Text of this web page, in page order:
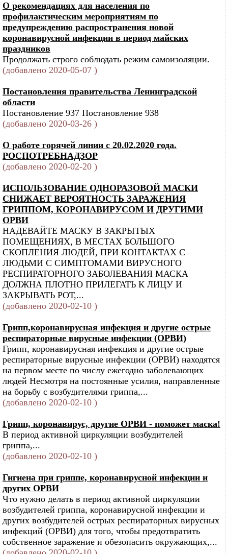
О рекомендациях для населения по
профилактическим мероприятиям по
предупреждению распространения новой
коронавирусной инфекции в период майских
праздников
Продолжать строго соблюдать режим самоизоляции.
(добавлено 2020-05-07 )
Постановления правительства Ленинградской
области
Постановление 937 Постановление 938
(добавлено 2020-03-26 )
О работе горячей линии с 20.02.2020 года.
РОСПОТРЕБНАДЗОР
(добавлено 2020-02-20 )
ИСПОЛЬЗОВАНИЕ ОДНОРАЗОВОЙ МАСКИ
СНИЖАЕТ ВЕРОЯТНОСТЬ ЗАРАЖЕНИЯ
ГРИППОМ, КОРОНАВИРУСОМ И ДРУГИМИ
ОРВИ
НАДЕВАЙТЕ МАСКУ В ЗАКРЫТЫХ
ПОМЕЩЕНИЯХ, В МЕСТАХ БОЛЬШОГО
СКОПЛЕНИЯ ЛЮДЕЙ, ПРИ КОНТАКТАХ С
ЛЮДЬМИ С СИМПТОМАМИ ВИРУСНОГО
РЕСПИРАТОРНОГО ЗАБОЛЕВАНИЯ МАСКА
ДОЛЖНА ПЛОТНО ПРИЛЕГАТЬ К ЛИЦУ И
ЗАКРЫВАТЬ РОТ,...
(добавлено 2020-02-10 )
Грипп,коронавирусная инфекция и другие острые
респираторные вирусные инфекции (ОРВИ)
Грипп, коронавирусная инфекция и другие острые
респираторные вирусные инфекции (ОРВИ) находятся
на первом месте по числу ежегодно заболевающих
людей Несмотря на постоянные усилия, направленные
на борьбу с возбудителями гриппа,...
(добавлено 2020-02-10 )
Грипп, коронавирус, другие ОРВИ - поможет маска!
В период активной циркуляции возбудителей
гриппа,...
(добавлено 2020-02-10 )
Гигиена при гриппе, коронавирусной инфекции и
других ОРВИ
Что нужно делать в период активной циркуляции
возбудителей гриппа, коронавирусной инфекции и
других возбудителей острых респираторных вирусных
инфекций (ОРВИ) для того, чтобы предотвратить
собственное заражение и обезопасить окружающих,...